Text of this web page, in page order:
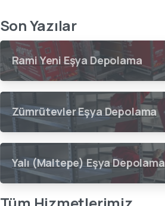
Son Yazılar
Rami Yeni Eşya Depolama
Zümrütevler Eşya Depolama
Yalı (Maltepe) Eşya Depolama